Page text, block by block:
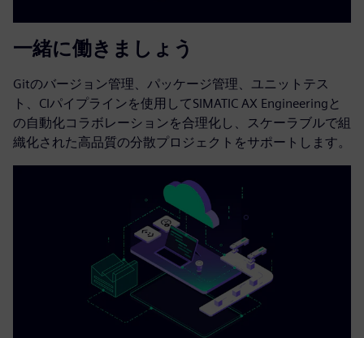
一緒に働きましょう
Gitのバージョン管理、パッケージ管理、ユニットテス
ト、CIパイプラインを使用してSIMATIC AX Engineeringと
の自動化コラボレーションを合理化し、スケーラブルで組
織化された高品質の分散プロジェクトをサポートします。